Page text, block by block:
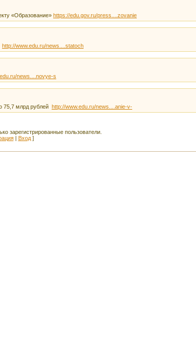
«Образование» https://edu.gov.ru/press....zovanie
http://www.edu.ru/news....statoch
news....novye-s
75,7 млрд рублей http://www.edu.ru/news....anie-v-
зарегистрированные пользователи.
| Вход]